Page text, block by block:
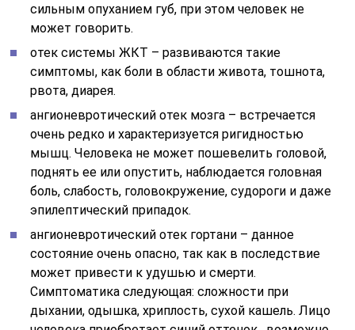
сильным опуханием губ, при этом человек не
может говорить.
отек системы ЖКТ – развиваются такие
симптомы, как боли в области живота, тошнота,
рвота, диарея.
ангионевротический отек мозга – встречается
очень редко и характеризуется ригидностью
мышц. Человека не может пошевелить головой,
поднять ее или опустить, наблюдается головная
боль, слабость, головокружение, судороги и даже
эпилептический припадок.
ангионевротический отек гортани – данное
состояние очень опасно, так как в последствие
может привести к удушью и смерти.
Симптоматика следующая: сложности при
дыхании, одышка, хриплость, сухой кашель. Лицо